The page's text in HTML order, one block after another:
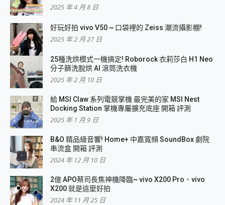
2025 年 4 月 8 日
好玩好拍 vivo V50 ~ 口袋裡的 Zeiss 潮流攝影棚!
2025 年 2 月 27 日
25種洗烘模式一機搞定! Roborock 衣莉莎白 H1 Neo
分子篩洗脫烘 AI 滾筒洗衣機
2025 年 2 月 10 日
給 MSI Claw 系列電競掌機 最完美的家 MSI Nest
Docking Station 掌機專屬擴充底座 開箱 評測
2025 年 1 月 9 日
B&O 精品級音響! Home+ 中嘉寬頻 SoundBox 劇院
串流盒 開箱 評測
2024 年 12 月 10 日
2億 APO蔡司長焦神機降臨~ vivo X200 Pro、vivo
X200 就是這麼好拍
2024 年 11 月 25 日